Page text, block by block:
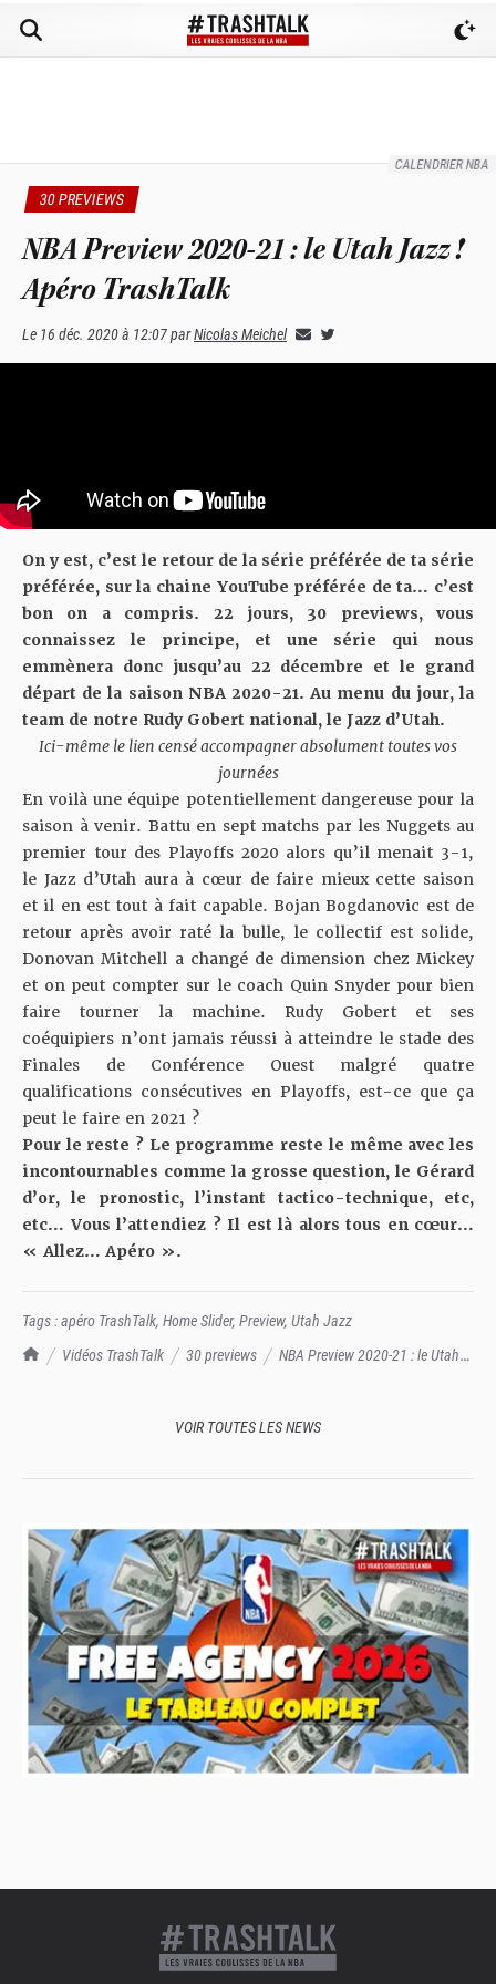
CALENDRIER NBA
TrashTalk Actu NBA
Vidéos TrashTalk 30 previews
NBA Preview 2020-21 : le Utah
30 PREVIEWS
NBA Preview 2020-21 : le Utah Jazz !
Apéro TrashTalk
Le 16 déc. 2020 à 12:07parNicolas Meichel
On y est, c’est le retour de la série préférée de ta série
préférée, sur la chaine YouTube préférée de ta… c’est
bon on a compris. 22 jours, 30 previews, vous
connaissez le principe, et une série qui nous
emmènera donc jusqu’au 22 décembre et le grand
départ de la saison NBA 2020-21. Au menu du jour, la
team de notre Rudy Gobert national, le Jazz d’Utah.
Ici-même le lien censé accompagner absolument toutes vos
journées
En voilà une équipe potentiellement dangereuse pour la
saison à venir. Battu en sept matchs par les Nuggets au
premier tour des Playoffs 2020 alors qu’il menait 3-1,
le Jazz d’Utah aura à cœur de faire mieux cette saison
et il en est tout à fait capable. Bojan Bogdanovic est de
retour après avoir raté la bulle, le collectif est solide,
Donovan Mitchell a changé de dimension chez Mickey
et on peut compter sur le coach Quin Snyder pour bien
faire tourner la machine. Rudy Gobert et ses
coéquipiers n’ont jamais réussi à atteindre le stade des
Finales de Conférence Ouest malgré quatre
qualifications consécutives en Playoffs, est-ce que ça
peut le faire en 2021 ?
Pour le reste ? Le programme reste le même avec les
incontournables comme la grosse question, le Gérard
d’or, le pronostic, l’instant tactico-technique, etc,
etc… Vous l’attendiez ? Il est là alors tous en cœur…
« Allez… Apéro ».
Tags :apéro TrashTalk, Home Slider, Preview, Utah Jazz
VOIR TOUTES LES NEWS